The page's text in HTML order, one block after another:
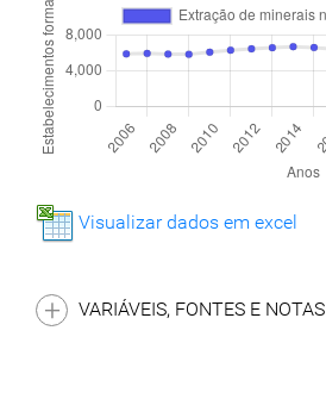
Visualizar dados em excel
VARIÁVEIS, FONTES E NOTAS